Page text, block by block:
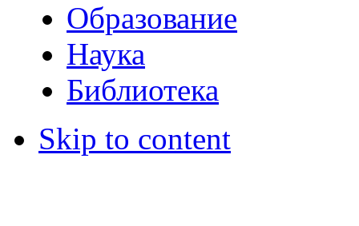
Образование
Наука
Библиотека
Skip to content